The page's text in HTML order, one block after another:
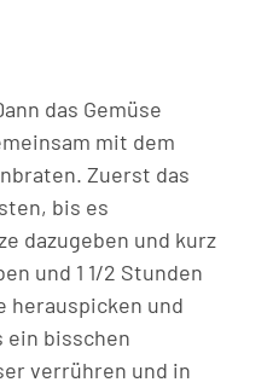
das Gemüse
mit dem
Zuerst das
bis es
dazugeben und kurz
und 1 1/2 Stunden
herauspicken und
ein bisschen
verrühren und in